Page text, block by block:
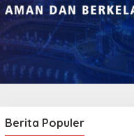
Berita Populer